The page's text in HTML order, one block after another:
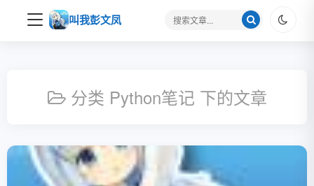
叫我彭文凤
搜
分类 Python笔记 下的文章